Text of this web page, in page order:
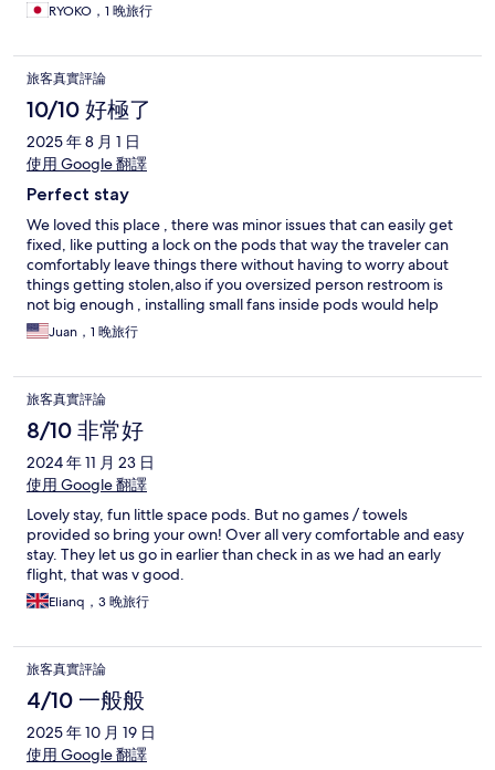
RYOKO，1 晚旅行
旅客真實評論
10/10 好極了
2025 年 8 月 1 日
使用 Google 翻譯
Perfect stay
We loved this place , there was minor issues that can easily get
fixed, like putting a lock on the pods that way the traveler can
comfortably leave things there without having to worry about
things getting stolen,also if you oversized person restroom is
not big enough , installing small fans inside pods would help
massively because the air coming from mirror is not enough ,
other than that restaurants across the river temple bar is 8min
Juan，1 晚旅行
旅客真實評論
8/10 非常好
2024 年 11 月 23 日
使用 Google 翻譯
Lovely stay, fun little space pods. But no games / towels
provided so bring your own! Over all very comfortable and easy
stay. They let us go in earlier than check in as we had an early
flight, that was v good.
Elianq，3 晚旅行
旅客真實評論
4/10 一般般
2025 年 10 月 19 日
使用 Google 翻譯